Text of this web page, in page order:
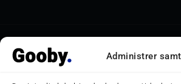
Administrer